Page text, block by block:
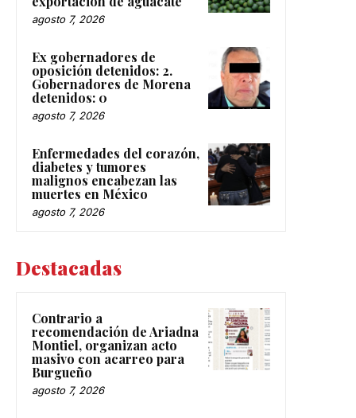
agosto 7, 2026
Ex gobernadores de
oposición detenidos: 2.
Gobernadores de Morena
detenidos: 0
agosto 7, 2026
Enfermedades del corazón,
diabetes y tumores
malignos encabezan las
muertes en México
agosto 7, 2026
Destacadas
Contrario a
recomendación de Ariadna
Montiel, organizan acto
masivo con acarreo para
Burgueño
agosto 7, 2026